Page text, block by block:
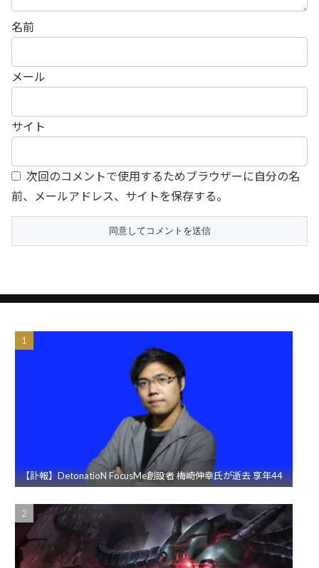
名前
メール
サイト
次回のコメントで使用するためブラウザーに自分の名
前、メールアドレス、サイトを保存する。
【訃報】DetonatioN FocusMe創設者 梅崎伸幸氏が逝去 享年44